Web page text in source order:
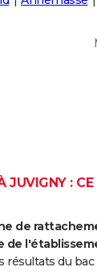
JUVIGNY :
de
de
résultats du